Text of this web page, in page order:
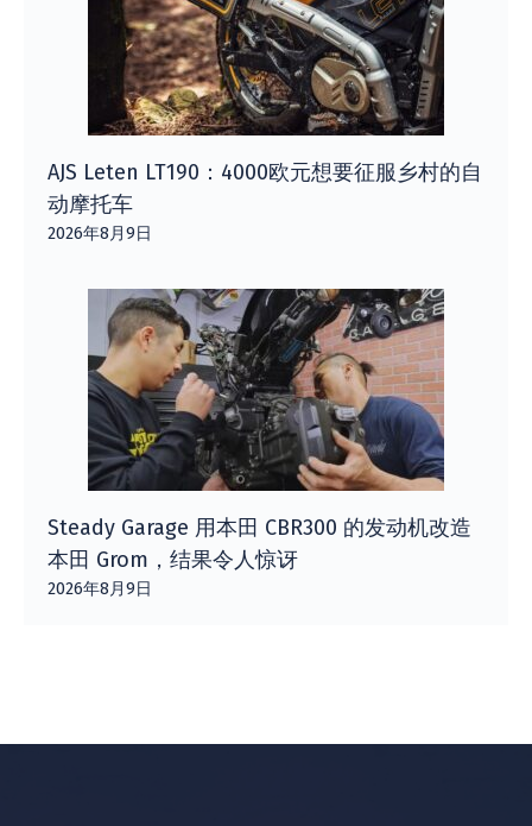
AJS Leten LT190：4000欧元想要征服乡村的自
动摩托车
2026年8月9日
Steady Garage 用本田 CBR300 的发动机改造
本田 Grom，结果令人惊讶
2026年8月9日